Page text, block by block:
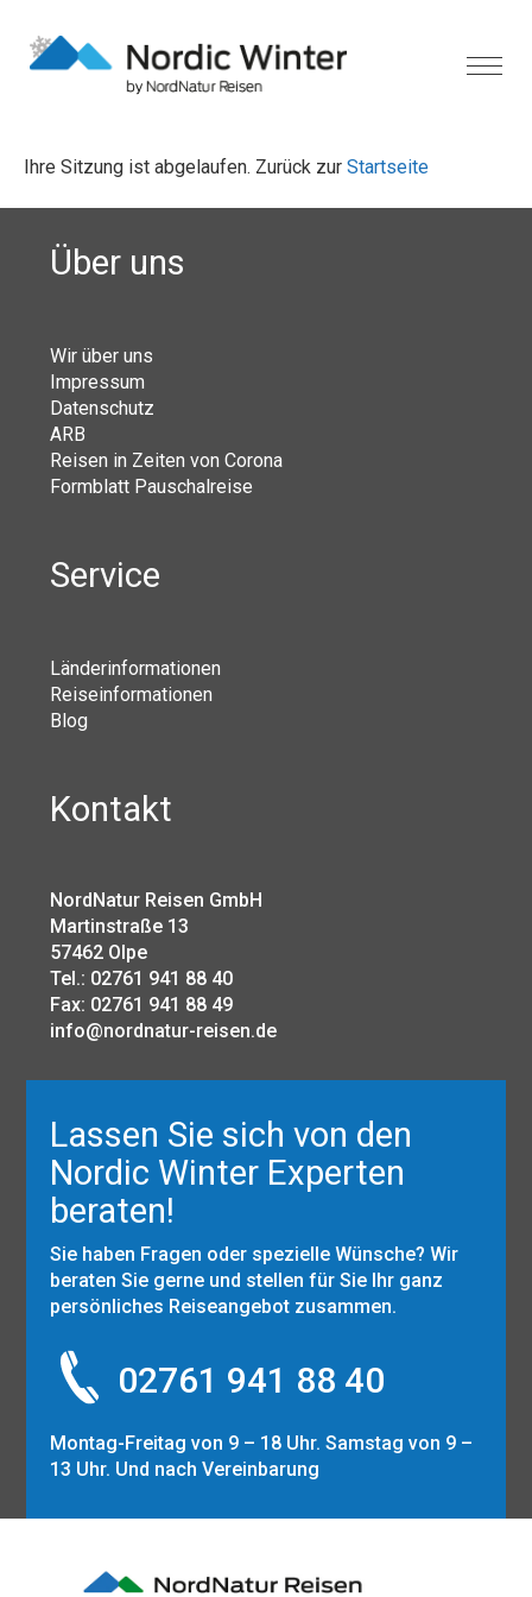
Ihre Sitzung ist abgelaufen. Zurück zur Startseite
Über uns
Wir über uns
Impressum
Datenschutz
ARB
Reisen in Zeiten von Corona
Formblatt Pauschalreise
Service
Länderinformationen
Reiseinformationen
Blog
Kontakt
NordNatur Reisen GmbH
Martinstraße 13
57462 Olpe
Tel.: 02761 941 88 40
Fax: 02761 941 88 49
info@nordnatur-reisen.de
Lassen Sie sich von den
Nordic Winter Experten
beraten!
Sie haben Fragen oder spezielle Wünsche? Wir
beraten Sie gerne und stellen für Sie Ihr ganz
persönliches Reiseangebot zusammen.
02761 941 88 40
Montag-Freitag von 9 – 18 Uhr. Samstag von 9 –
13 Uhr. Und nach Vereinbarung